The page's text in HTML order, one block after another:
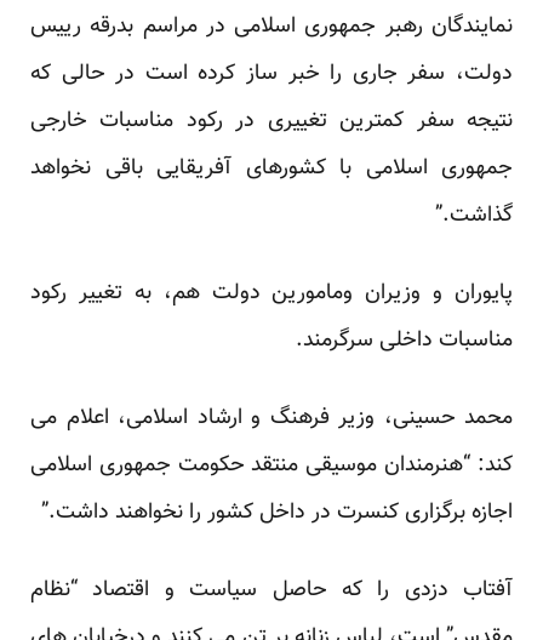
نمایندگان رهبر جمهوری اسلامی در مراسم بدرقه رییس
دولت، سفر جاری را خبر ساز کرده است در حالی که
نتیجه سفر کمترین تغییری در رکود مناسبات خارجی
جمهوری اسلامی با کشورهای آفریقایی باقی نخواهد
گذاشت.”
پایوران و وزیران ومامورین دولت هم، به تغییر رکود
مناسبات داخلی سرگرمند.
محمد حسینی، وزیر فرهنگ و ارشاد اسلامی، اعلام می
کند: “هنرمندان موسیقی منتقد حکومت جمهوری اسلامی
اجازه برگزاری کنسرت در داخل کشور را نخواهند داشت.”
آفتاب دزدی را که حاصل سیاست و اقتصاد “نظام